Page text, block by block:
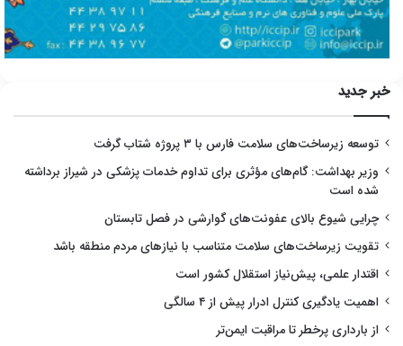
خبر جدید
توسعه زیرساخت‌های سلامت فارس با ۳ پروژه شتاب گرفت
وزیر بهداشت: گام‌های مؤثری برای تداوم خدمات پزشکی در شیراز برداشته
شده است
چرایی شیوع بالای عفونت‌های گوارشی در فصل تابستان
تقویت زیرساخت‌های سلامت متناسب با نیازهای مردم منطقه باشد
اقتدار علمی، پیش‌نیاز استقلال کشور است
اهمیت یادگیری کنترل ادرار پیش از ۴ سالگی
از بارداری پرخطر تا مراقبت ایمن‌تر